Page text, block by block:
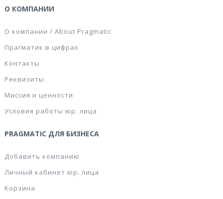
О КОМПАНИИ
О компании / About Pragmatic
Прагматик в цифрах
Контакты
Реквизиты
Миссия и ценности
Условия работы юр. лица
PRAGMATIC ДЛЯ БИЗНЕСА
Добавить компанию
Личный кабинет юр. лица
Корзина